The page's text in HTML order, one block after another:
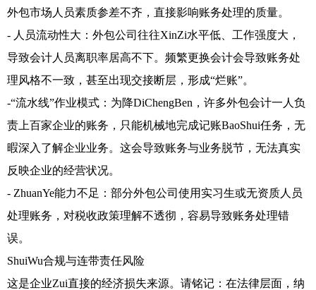
外包市场人员素质参差不齐，直接影响账务处理的质量。
- 人员流动性大：外包公司往往XinZi水平低、工作强度大，
导致会计人员离职率居高不下。频繁更换会计会导致账务处
理风格不一致，甚至出现交接断层，形成“烂账”。
-“流水线”作业模式：为降DiChengBen，许多外包会计一人负
责上百家企业的账务，只能机械地完成记账BaoShui任务，无
暇深入了解企业业务。这会导致账务与业务脱节，无法真实
反映企业的经营状况。
- ZhuanYe能力不足：部分外包公司使用实习生或无资质人员
处理账务，对税收政策理解不透彻，容易导致账务处理错
误。
ShuiWu合规与连带责任风险
这是企业Zui直接的经济损失来源。请铭记：在法律层面，纳